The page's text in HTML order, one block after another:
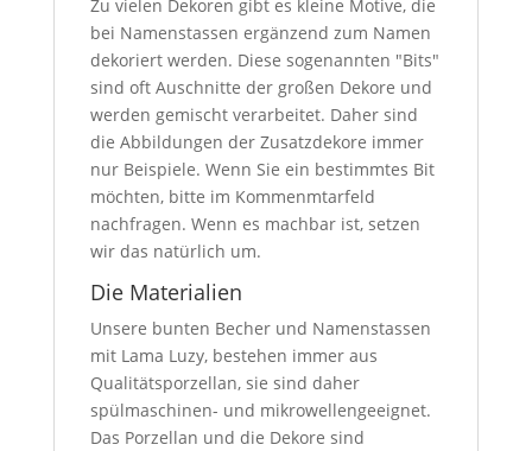
Zu vielen Dekoren gibt es kleine Motive, die
bei Namenstassen ergänzend zum Namen
dekoriert werden. Diese sogenannten "Bits"
sind oft Auschnitte der großen Dekore und
werden gemischt verarbeitet. Daher sind
die Abbildungen der Zusatzdekore immer
nur Beispiele. Wenn Sie ein bestimmtes Bit
möchten, bitte im Kommenmtarfeld
nachfragen. Wenn es machbar ist, setzen
wir das natürlich um.
Die Materialien
Unsere bunten Becher und Namenstassen
mit Lama Luzy, bestehen immer aus
Qualitätsporzellan, sie sind daher
spülmaschinen- und mikrowellengeeignet.
Das Porzellan und die Dekore sind